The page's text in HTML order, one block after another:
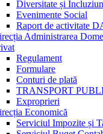
Diversitate și
Evenimente Social
Raport de activitate
Administrarea
Regulament
Formulare
Conturi de plată
TRANSPORT
Exproprieri
Economică
Serviciul Impozite și